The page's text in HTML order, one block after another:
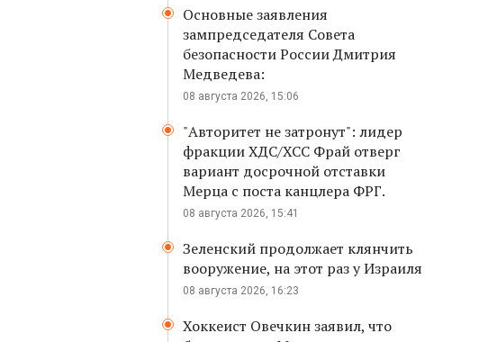
Основные заявления
зампредседателя Совета
безопасности России Дмитрия
Медведева:
08 августа 2026, 15:06
"Авторитет не затронут": лидер
фракции ХДС/ХСС Фрай отверг
вариант досрочной отставки
Мерца с поста канцлера ФРГ.
08 августа 2026, 15:41
Зеленский продолжает клянчить
вооружение, на этот раз у Израиля
08 августа 2026, 16:23
Хоккеист Овечкин заявил, что